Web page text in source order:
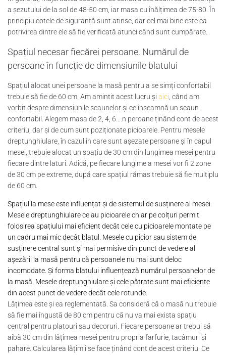
a șezutului de la sol de 48-50 cm, iar masa cu înălțimea de 75-80. În
principiu cotele de siguranță sunt atinse, dar cel mai bine este ca
potrivirea dintre ele să fie verificată atunci când sunt cumpărate.
Spațiul necesar fiecărei persoane. Numărul de
persoane în funcție de dimensiunile blatului
Spațiul alocat unei persoane la masă pentru a se simți confortabil
trebuie să fie de 60 cm. Am amintit acest lucru și aici , când am
vorbit despre dimensiunile scaunelor și ce înseamnă un scaun
confortabil. Alegem masa de 2, 4, 6….n peroane ținând cont de acest
criteriu, dar și de cum sunt poziționate picioarele. Pentru mesele
dreptunghiulare, în cazul în care sunt așezate persoane și în capul
mesei, trebuie alocat un spațiu de 30 cm din lungimea mesei pentru
fiecare dintre laturi. Adică, pe fiecare lungime a mesei vor fi 2 zone
de 30 cm pe extreme, după care spațiul rămas trebuie să fie multiplu
de 60 cm.
Spațiul la mese este influențat și de sistemul de susținere al mesei.
Mesele dreptunghiulare ce au picioarele chiar pe colțuri permit
folosirea spațiului mai eficient decât cele cu picioarele montate pe
un cadru mai mic decât blatul. Mesele cu picior sau sistem de
susținere central sunt și mai permisive din punct de vedere al
așezării la masă pentru că persoanele nu mai sunt deloc
incomodate. Și forma blatului influențează numărul persoanelor de
la masă. Mesele dreptunghiulare și cele pătrate sunt mai eficiente
din acest punct de vedere decât cele rotunde.
Lățimea este și ea reglementată. Sa consideră că o masă nu trebuie
să fie mai îngustă de 80 cm pentru că nu va mai exista spațiu
central pentru platouri sau decoruri. Fiecare persoane ar trebui să
aibă 30 cm din lățimea mesei pentru propria farfurie, tacâmuri și
pahare. Calcularea lățimii se face ținând cont de acest criteriu. Ce